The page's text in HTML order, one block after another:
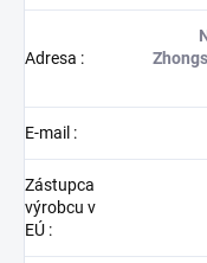
Adresa :
E-mail :
Zástupca
výrobcu v
EÚ :